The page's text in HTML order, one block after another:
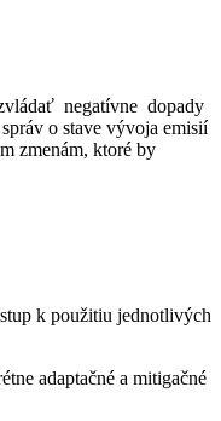
negatívne dopady
o stave vývoja emisií
zmenám, ktoré by
k použitiu jednotlivých
adaptačné a mitigačné